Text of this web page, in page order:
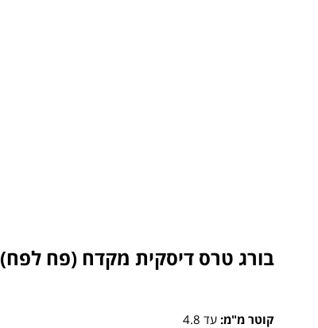
בורג טרס דיסקית מקדח (פח לפח)
קוטר מ"מ: עד 4.8